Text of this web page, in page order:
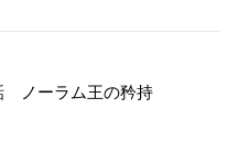
ノーラム王の矜持